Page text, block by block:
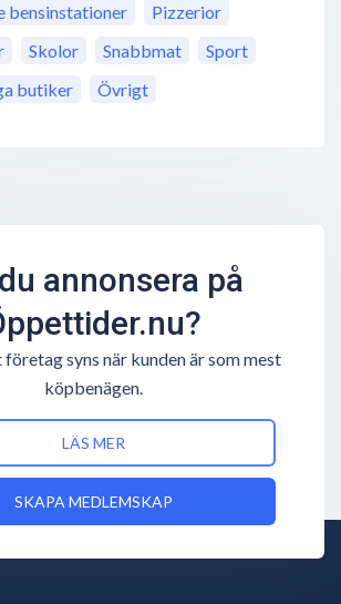
bensinstationer
Pizzerior
Skolor Snabbmat
Sport
butiker Övrigt
annonsera på
syns när kunden är som mest
köpbenägen.
LÄS MER
SKAPA MEDLEMSKAP